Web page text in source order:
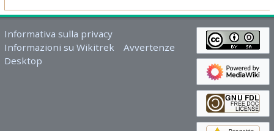
Informativa sulla privacy
Informazioni su Wikitrek
Avvertenze
Desktop